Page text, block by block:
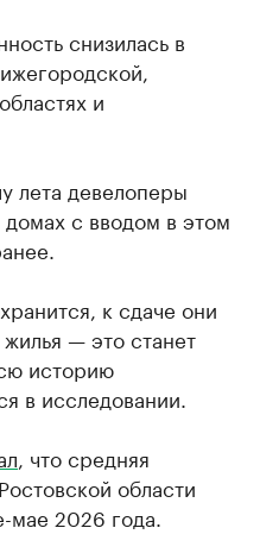
снизилась в
и
лета девелоперы
с вводом в этом
к сдаче они
— это станет
историю
в исследовании.
, что средняя
области
мае 2026 года.